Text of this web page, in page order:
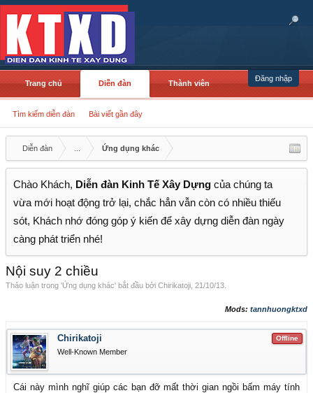
Đăng nhập
Trang chủ Diễn đàn
Tìm kiếm diễn đàn Bài viết gần đây
Thành viên
Diễn đàn Ứng dụng khác
Chào Khách, Diễn đàn Kinh Tế Xây Dựng của chúng ta
vừa mới hoạt động trở lại, chắc hẳn vẫn còn có nhiều thiếu
sót, Khách nhớ đóng góp ý kiến để xây dựng diễn đàn ngày
càng phát triển nhé!
Nội suy 2 chiều
Thảo luận trong 'Ứng dụng khác' bắt đầu bởi Chirikatoji 21/10/13
Mods: tannhuongktxd
Offline
Chirikatoji
Well-Known Member
Cái này mình nghĩ giúp các bạn đỡ mất thời gian ngồi bấm máy tính